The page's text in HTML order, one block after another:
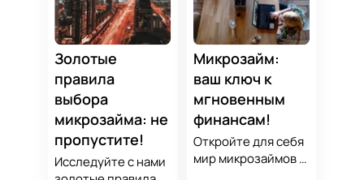
практическим
руководством.
финансовой
гармонии, следуя
нашим
проверенным
стратегиям.
Золотые
правила
выбора
микрозайма: не
пропустите!
Исследуйте с нами
Микрозайм:
ваш ключ к
мгновенным
финансам!
Откройте для себя
мир микрозаймов с